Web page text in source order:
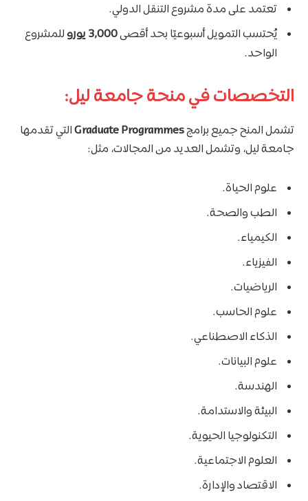
تعتمد على مدة مشروع التنقل الدولي.
يُحتسب التمويل أسبوعيًا بحد أقصى3,000 يورو
للمشروع
الواحد.
التخصصات في منحة جامعة ليل:
تشمل المنح جميع برامجGraduate Programmesالتي تقدمها
جامعة ليل، وتشمل العديد من المجالات، مثل:
علوم الحياة.
الطب والصحة.
الكيمياء.
الفيزياء.
الرياضيات.
علوم الحاسب.
الذكاء الاصطناعي.
علوم البيانات.
الهندسة.
البيئة والاستدامة.
التكنولوجيا الحيوية.
العلوم الاجتماعية.
الاقتصاد والإدارة.